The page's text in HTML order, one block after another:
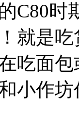
C80时
是吃
吃面
小作